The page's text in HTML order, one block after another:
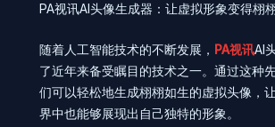
PA视讯AI头像生成器：让虚拟形象变得栩
随着人工智能技术的不断发展， PA视讯AI
了近年来备受瞩目的技术之一。通过这种
们可以轻松地生成栩栩如生的虚拟头像，
界中也能够展现出自己独特的形象。